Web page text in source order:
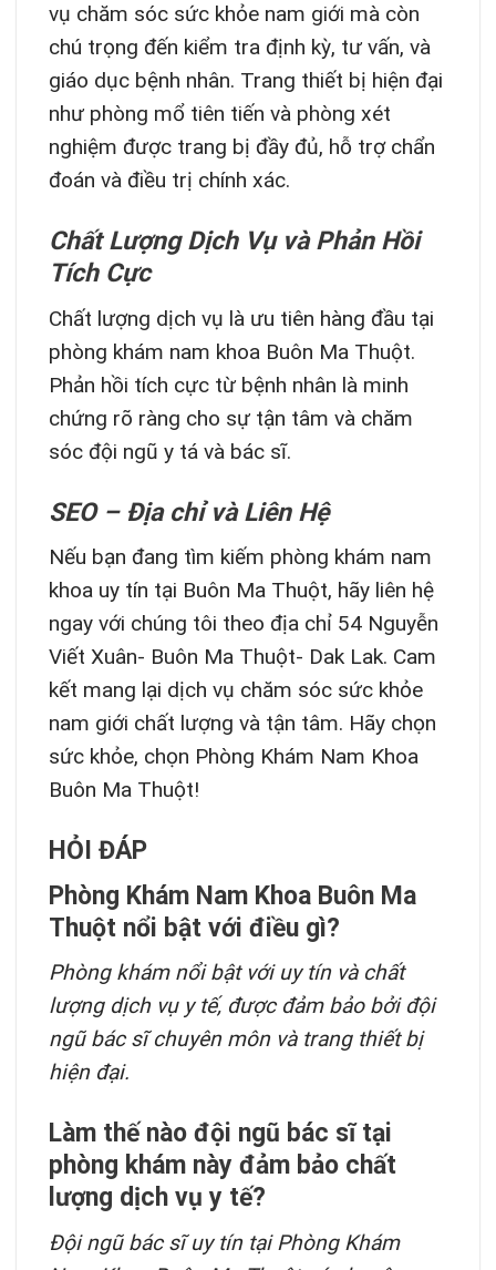
vụ chăm sóc sức khỏe nam giới mà còn
chú trọng đến kiểm tra định kỳ, tư vấn, và
giáo dục bệnh nhân. Trang thiết bị hiện đại
như phòng mổ tiên tiến và phòng xét
nghiệm được trang bị đầy đủ, hỗ trợ chẩn
đoán và điều trị chính xác.
Chất Lượng Dịch Vụ và Phản Hồi
Tích Cực
Chất lượng dịch vụ là ưu tiên hàng đầu tại
phòng khám nam khoa Buôn Ma Thuột.
Phản hồi tích cực từ bệnh nhân là minh
chứng rõ ràng cho sự tận tâm và chăm
sóc đội ngũ y tá và bác sĩ.
SEO – Địa chỉ và Liên Hệ
Nếu bạn đang tìm kiếm phòng khám nam
khoa uy tín tại Buôn Ma Thuột, hãy liên hệ
ngay với chúng tôi theo địa chỉ 54 Nguyễn
Viết Xuân- Buôn Ma Thuột- Dak Lak. Cam
kết mang lại dịch vụ chăm sóc sức khỏe
nam giới chất lượng và tận tâm. Hãy chọn
sức khỏe, chọn Phòng Khám Nam Khoa
Buôn Ma Thuột!
HỎI ĐÁP
Phòng Khám Nam Khoa Buôn Ma
Thuột nổi bật với điều gì?
Phòng khám nổi bật với uy tín và chất
lượng dịch vụ y tế, được đảm bảo bởi đội
ngũ bác sĩ chuyên môn và trang thiết bị
hiện đại.
Làm thế nào đội ngũ bác sĩ tại
phòng khám này đảm bảo chất
lượng dịch vụ y tế?
Đội ngũ bác sĩ uy tín tại Phòng Khám